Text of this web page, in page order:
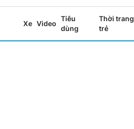
Xe Video
Tiêu
dùng
Thời trang
trẻ